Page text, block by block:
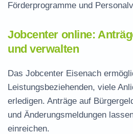
Förderprogramme und
Jobcenter online:
und verwalten
Das Jobcenter Eisenach
Leistungsbeziehenden, viele
erledigen. Anträge auf
und Änderungsmeldungen
einreichen.